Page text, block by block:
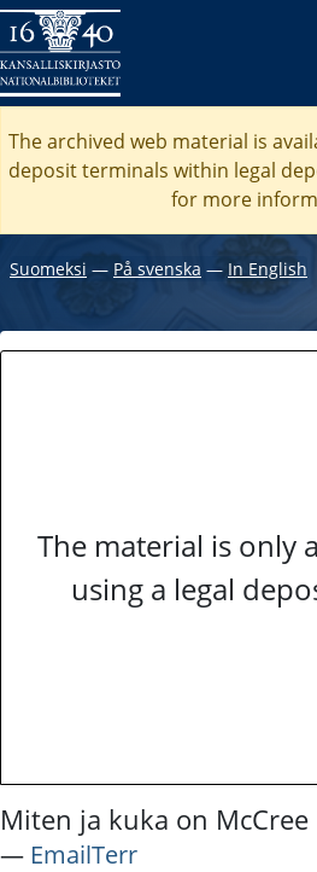
The archived web material is
deposit terminals within legal
for more
Suomeksi ― På svenska ― In English
The material is only
using a legal
Miten ja kuka on McCree
― EmailTerr